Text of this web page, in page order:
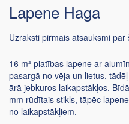
Lapene Haga
Uzraksti pirmais atsauksmi par
16 m² platības lapene ar
pasargā no vēja un lietus,
ārā jebkuros laikapstākļos.
mm rūdītais stikls, tāpēc
no laikapstākļiem.